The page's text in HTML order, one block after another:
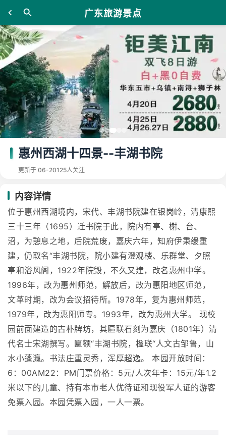
广东旅游景点
惠州西湖十四景--丰湖书院
更新于 06-20125人关注
内容详情
位于惠州西湖境内，宋代、丰湖书院建在银岗岭，清康熙
三十三年（1695）迁书院于此，院内有亭、榭、台、
沼，为憩息之地，后院荒废，嘉庆六年，知府伊秉缓重
建，仍取名“丰湖书院，院小建有澄观楼、乐群堂、夕照
亭和浴风阁，1922年院毁，不久又建，改名惠州中学。
1996年，改为惠州师范，解放后，改为惠阳地区师范，
文革时期，改为会议招待所。1978年，复为惠州师范，
1979年，改为惠阳师专。1993年，改为惠州大学。 现校
园前面建造的古朴牌坊，其匾联石刻为嘉庆（1801年）清
代名士宋湖撰写。匾额“丰湖书院，楹联“人文古邹鲁，山
水小蓬瀛。书法庄重灵秀，浑厚超逸。 本园开放时间：
6：00AM22：PM门票价格：5元/人次年卡：15元/年1.2
米以下的儿童、持有本市老人优待证和现役军人证的游客
免票入园。本园凭票入园，一人一票。